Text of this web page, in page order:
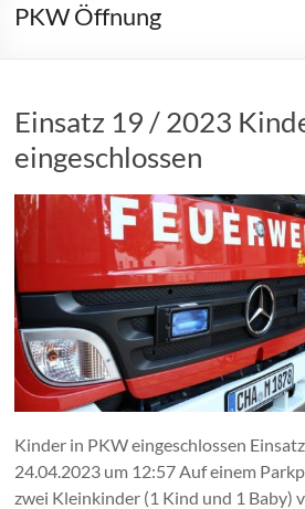
PKW Öffnung
Einsatz 19 / 2023
eingeschlossen
Kinder in PKW eingeschlossen
24.04.2023 um 12:57 Auf einem
zwei Kleinkinder (1 Kind und 1 Baby)